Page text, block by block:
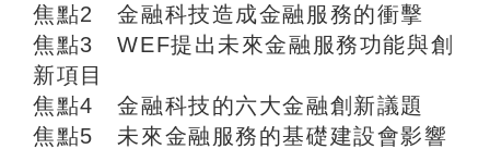
焦點2 金融科技造成金融服務的衝擊
焦點3 WEF提出未來金融服務功能與創
新項目
焦點4 金融科技的六大金融創新議題
焦點5 未來金融服務的基礎建設會影響